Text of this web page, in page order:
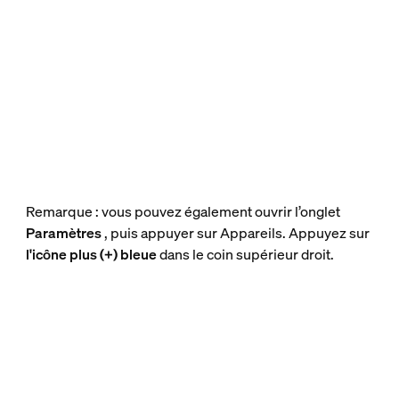
Remarque : vous pouvez également ouvrir l’onglet
Paramètres, puis appuyer sur Appareils. Appuyez sur
l'icône plus (+) bleuedans le coin supérieur droit.